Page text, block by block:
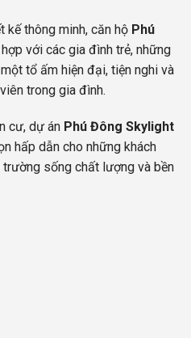
kế thông minh, căn hộ Phú
với các gia đình trẻ, những
tổ ấm hiện đại, tiện nghi và
trong gia đình.
cư, dự án Phú Đông Skylight
hấp dẫn cho những khách
sống chất lượng và bền